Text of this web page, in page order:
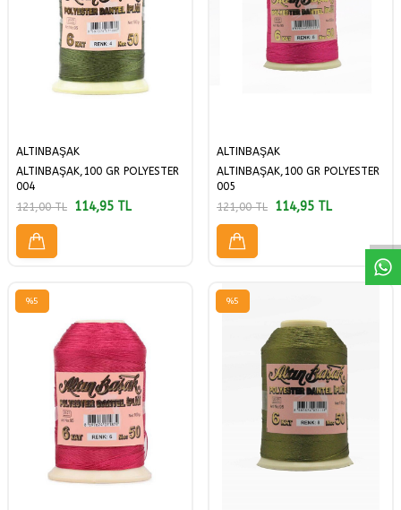
ALTINBAŞAK
ALTINBAŞAK,100 GR POLYESTER
004
121,00TL 114,95 TL
ALTINBAŞAK
ALTINBAŞAK,100 GR POLYESTER
005
121,00TL 114,95 TL
%5 %5